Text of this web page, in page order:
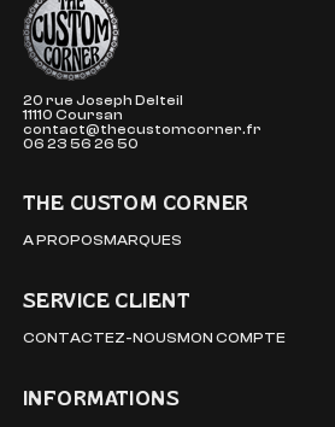
20 rue Joseph Delteil
11110 Coursan
contact@thecustomcorner.fr
06 23 56 26 50
THE CUSTOM CORNER
A PROPOSMARQUES
SERVICE CLIENT
CONTACTEZ-NOUSMON COMPTE
INFORMATIONS